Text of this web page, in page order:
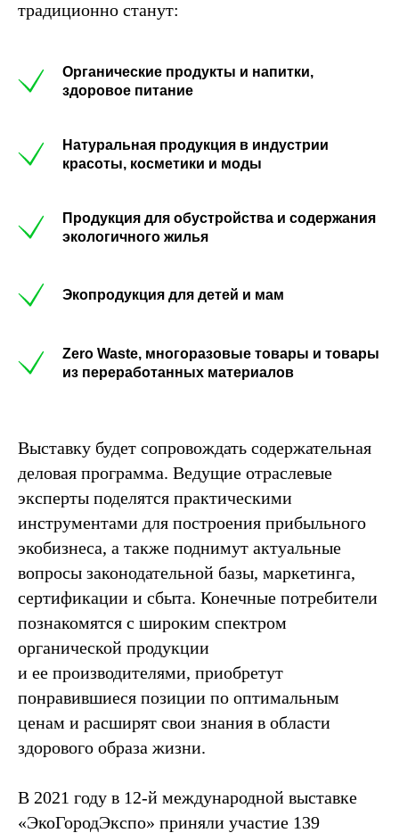
традиционно станут:
Органические продукты и напитки,
здоровое питание
Натуральная продукция в индустрии
красоты, косметики и моды
Продукция для обустройства и содержания
экологичного жилья
Экопродукция для детей и мам
Zero Waste, многоразовые товары и товары
из переработанных материалов
Выставку будет сопровождать содержательная
деловая программа. Ведущие отраслевые
эксперты поделятся практическими
инструментами для построения прибыльного
экобизнеса, а также поднимут актуальные
вопросы законодательной базы, маркетинга,
сертификации и сбыта. Конечные потребители
познакомятся с широким спектром
органической продукции
и ее производителями, приобретут
понравившиеся позиции по оптимальным
ценам и расширят свои знания в области
здорового образа жизни.
В 2021 году в 12-й международной выставке
«ЭкоГородЭкспо» приняли участие 139